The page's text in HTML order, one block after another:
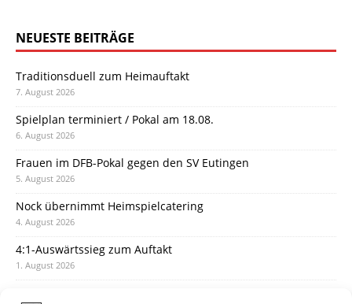
NEUESTE BEITRÄGE
Traditionsduell zum Heimauftakt
7. August 2026
Spielplan terminiert / Pokal am 18.08.
6. August 2026
Frauen im DFB-Pokal gegen den SV Eutingen
5. August 2026
Nock übernimmt Heimspielcatering
4. August 2026
4:1-Auswärtssieg zum Auftakt
1. August 2026